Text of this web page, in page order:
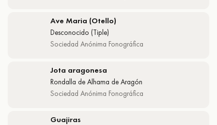
Ave Maria (Otello)
Desconocido (Tiple)
Sociedad Anónima Fonográfica
Jota aragonesa
Rondalla de Alhama de Aragón
Sociedad Anónima Fonográfica
Guajiras